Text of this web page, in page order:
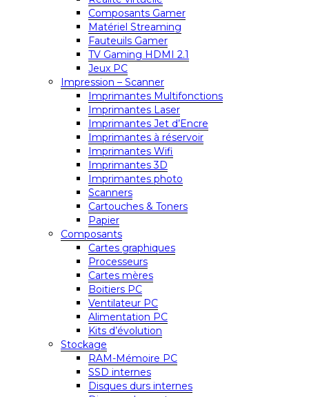
Composants Gamer
Matériel Streaming
Fauteuils Gamer
TV Gaming HDMI 2.1
Jeux PC
Impression – Scanner
Imprimantes Multifonctions
Imprimantes Laser
Imprimantes Jet d’Encre
Imprimantes à réservoir
Imprimantes Wifi
Imprimantes 3D
Imprimantes photo
Scanners
Cartouches & Toners
Papier
Composants
Cartes graphiques
Processeurs
Cartes mères
Boitiers PC
Ventilateur PC
Alimentation PC
Kits d’évolution
Stockage
RAM-Mémoire PC
SSD internes
Disques durs internes